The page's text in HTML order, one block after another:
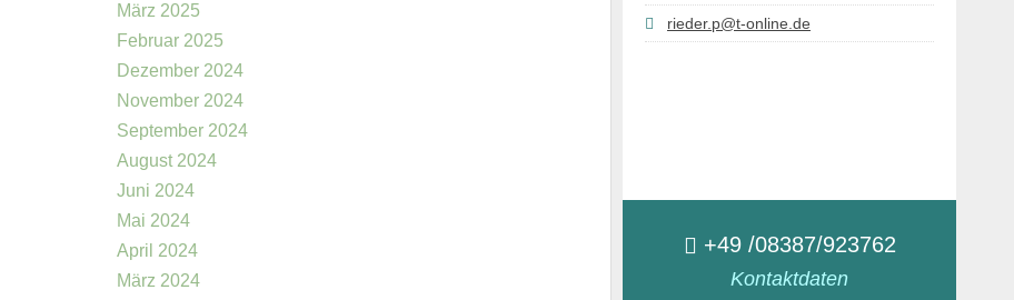
rieder.p@t-online.de
+49 /08387/923762
Kontaktdaten
März 2025
Februar 2025
Dezember 2024
November 2024
September 2024
August 2024
Juni 2024
Mai 2024
April 2024
März 2024